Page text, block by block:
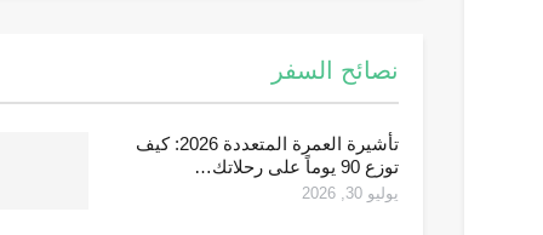
نصائح السفر
تأشيرة العمرة المتعددة 2026: كيف
توزع 90 يوماً على رحلاتك…
يوليو 30, 2026